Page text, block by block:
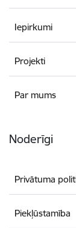
Iepirkumi
Projekti
Par mums
Noderīgi
Privātuma
Piekļūstamība